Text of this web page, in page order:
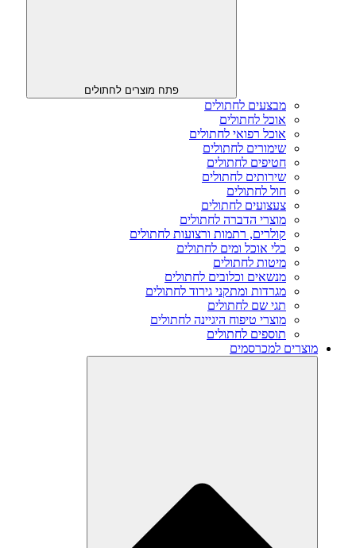
פתח מוצרים לחתולים
מבצעים לחתולים
אוכל לחתולים
אוכל רפואי לחתולים
שימורים לחתולים
חטיפים לחתולים
שירותים לחתולים
חול לחתולים
צעצועים לחתולים
מוצרי הדברה לחתולים
קולרים, רתמות ורצועות לחתולים
כלי אוכל ומים לחתולים
מיטות לחתולים
מנשאים וכלובים לחתולים
מגרדות ומתקני גירוד לחתולים
תגי שם לחתולים
מוצרי טיפוח היגיינה לחתולים
תוספים לחתולים
מוצרים למכרסמים